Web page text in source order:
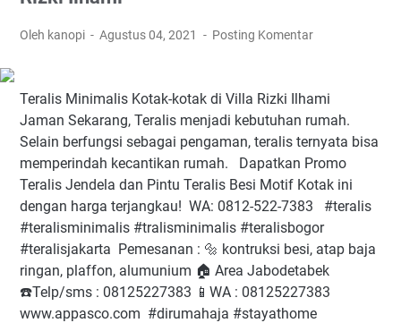
Oleh kanopi Agustus 04, 2021 Posting Komentar
Teralis Minimalis Kotak-kotak di Villa Rizki Ilhami⁠ ⁠
Jaman Sekarang, Teralis menjadi kebutuhan rumah.
Selain berfungsi sebagai pengaman, teralis ternyata bisa
memperindah kecantikan rumah. ⁠ ⁠ Dapatkan Promo
Teralis Jendela dan Pintu Teralis Besi Motif Kotak ini
dengan harga terjangkau!⁠ ⁠ WA: 0812-522-7383⁠ ⁠ ⁠ #teralis⁠
#teralisminimalis⁠ #tralisminimalis⁠ #teralisbogor⁠
#teralisjakarta⁠ ⁠ Pemesanan : 🔩 kontruksi besi, atap baja
ringan, plaffon, alumunium⁠ 🏠 Area Jabodetabek⁠
☎️Telp/sms : 08125227383⁠ 📱WA : 08125227383⁠
www.appasco.com⁠ ⁠ #dirumahaja⁠ #stayathome⁠